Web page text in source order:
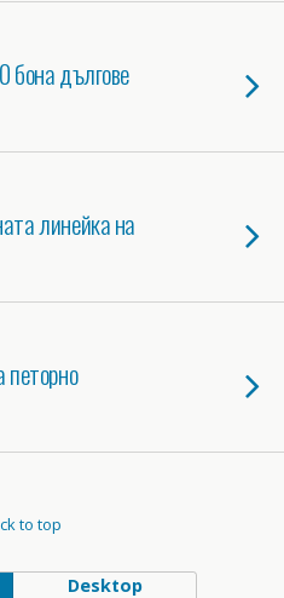
бона дългове
линейка на
петорно
to top
Desktop